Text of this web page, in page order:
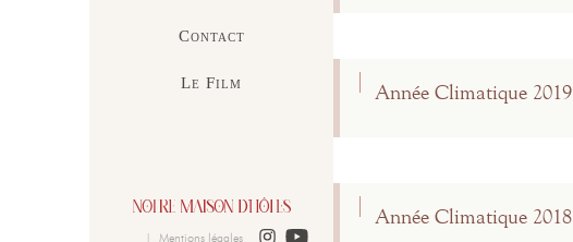
Contact
Le Film
|Mentions légales
Année Climatique 2019
Année Climatique 2018